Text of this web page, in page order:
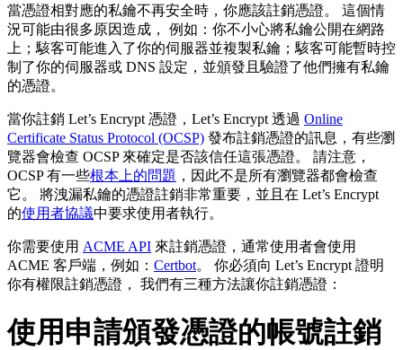
當憑證相對應的私鑰不再安全時，你應該註銷憑證。 這個情
況可能由很多原因造成， 例如：你不小心將私鑰公開在網路
上；駭客可能進入了你的伺服器並複製私鑰；駭客可能暫時控
制了你的伺服器或 DNS 設定，並頒發且驗證了他們擁有私鑰
的憑證。
當你註銷 Let’s Encrypt 憑證，Let’s Encrypt 透過 Online
Certificate Status Protocol (OCSP) 發布註銷憑證的訊息，有些瀏
覽器會檢查 OCSP 來確定是否該信任這張憑證。 請注意，
OCSP 有一些根本上的問題 ，因此不是所有瀏覽器都會檢查
它。 將洩漏私鑰的憑證註銷非常重要，並且在 Let’s Encrypt
的使用者協議中要求使用者執行。
你需要使用 ACME API 來註銷憑證，通常使用者會使用
ACME 客戶端，例如： Certbot。 你必須向 Let’s Encrypt 證明
你有權限註銷憑證， 我們有三種方法讓你註銷憑證：
使用申請頒發憑證的帳號註銷